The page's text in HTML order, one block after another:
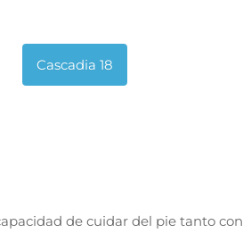
Cascadia 18
de cuidar del pie tanto con